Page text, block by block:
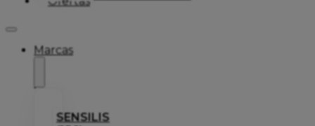
Marcas
SENSILIS